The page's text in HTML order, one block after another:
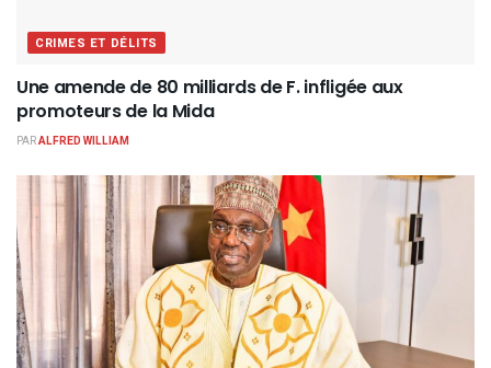
CRIMES ET DÉLITS
Une amende de 80 milliards de F. infligée aux
promoteurs de la Mida
PARALFRED WILLIAM